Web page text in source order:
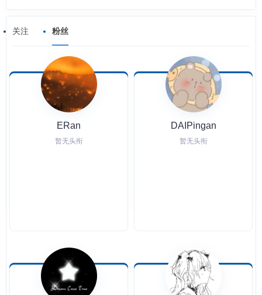
关注 粉丝
ERan
暂无头衔
DAIPingan
暂无头衔